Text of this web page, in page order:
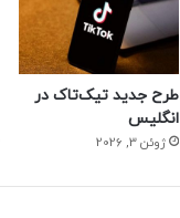
طرح جدید تیک‌تاک در
انگلیس
ژوئن 3, 2026